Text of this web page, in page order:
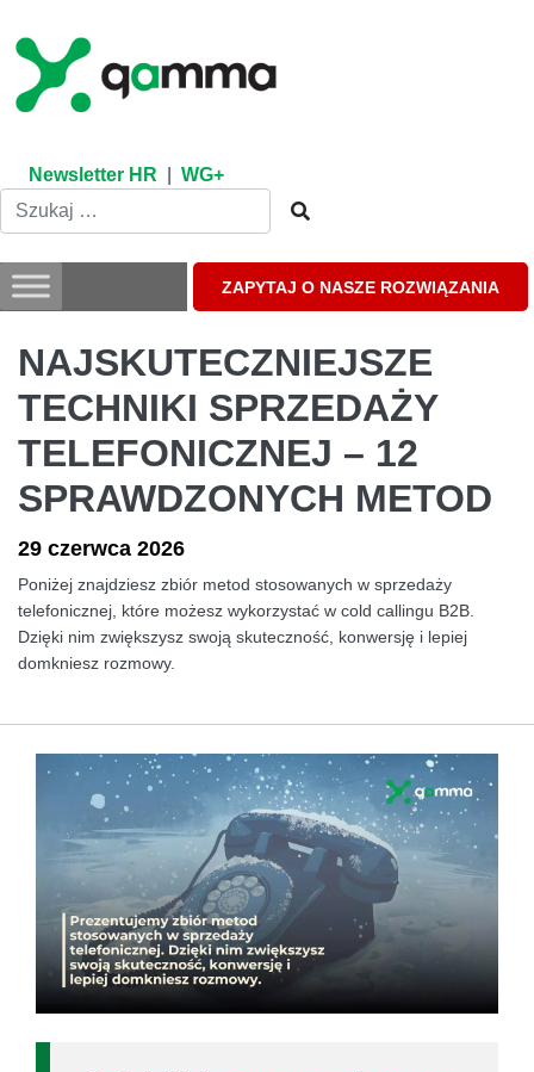
content
Newsletter HR WG+
ZAPYTAJ O NASZE ROZWIĄZANIA
NAJSKUTECZNIEJSZE
TECHNIKI SPRZEDAŻY
TELEFONICZNEJ – 12
SPRAWDZONYCH METOD
29 czerwca 2026
Poniżej znajdziesz zbiór metod stosowanych w sprzedaży
telefonicznej, które możesz wykorzystać w cold callingu B2B.
Dzięki nim zwiększysz swoją skuteczność, konwersję i lepiej
domkniesz rozmowy.